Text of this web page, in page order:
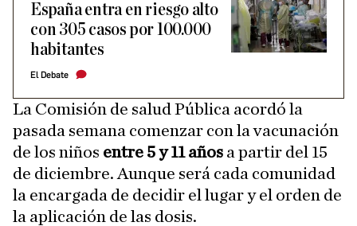
España entra en riesgo alto
con 305 casos por 100.000
habitantes
El Debate
La Comisión de salud Pública acordó la
pasada semana comenzar con la vacunación
de los niños entre 5 y 11 años a partir del 15
de diciembre. Aunque será cada comunidad
la encargada de decidir el lugar y el orden de
la aplicación de las dosis.